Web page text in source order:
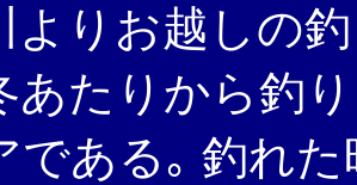
よりお越しの
あたりから釣
である｡ 釣れ